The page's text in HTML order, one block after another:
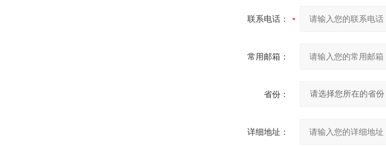
联系电话：
常用邮箱：
省份：
详细地址：